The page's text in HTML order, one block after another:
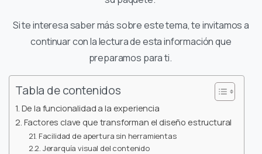
Si te interesa saber más sobre este tema, te invitamos a
continuar con la lectura de esta información que
preparamos para ti.
Tabla de contenidos
De la funcionalidad a la experiencia
Factores clave que transforman el diseño estructural
Facilidad de apertura sin herramientas
Jerarquía visual del contenido